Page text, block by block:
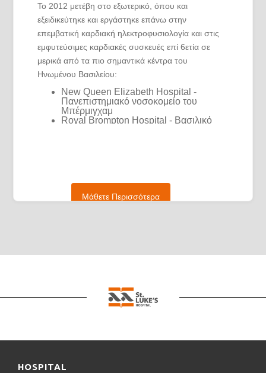
Το 2012 μετέβη στο εξωτερικό, όπου και
εξειδικεύτηκε και εργάστηκε επάνω στην
επεμβατική καρδιακή ηλεκτροφυσιολογία και στις
εμφυτεύσιμες καρδιακές συσκευές επί 6ετία σε
μερικά από τα πιο σημαντικά κέντρα του
Ηνωμένου Βασιλείου:
New Queen Elizabeth Hospital -
Πανεπιστημιακό νοσοκομείο του
Μπέρμιγχαμ
Royal Brompton Hospital - Βασιλικό
Dorset County Hospital - Περιφερειακό
νοσοκομείο του Ντόρτσεστερ
ηλεκτροφυσιολογίας, της καρδιακής
βηματοδότησης και των εμφυτεύσιμων
για όλα τα είδη αρρυθμιών, χρησιμοποιώντας είτε
Μάθετε Περισσότερα
HOSPITAL